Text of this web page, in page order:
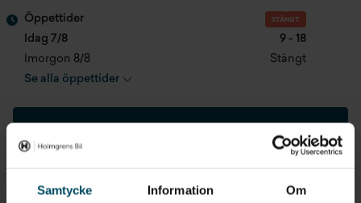
Samtycke Information Om
Antal bäddar
Registreringsdatum
Senast besiktad
Fordonsskatt 5 058 kr/år
Längd
Myggnätsdörr
Solcell
Truma luftburen värme
Farthållare
Öppettider STÄNGT
Idag 7/8
9 - 18
Imorgon 8/8
Stängt
Se alla öppettider
Kontakta oss